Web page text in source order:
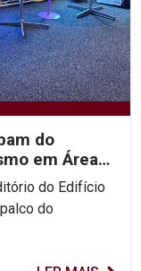
do
em Áreas
do Edifício
do